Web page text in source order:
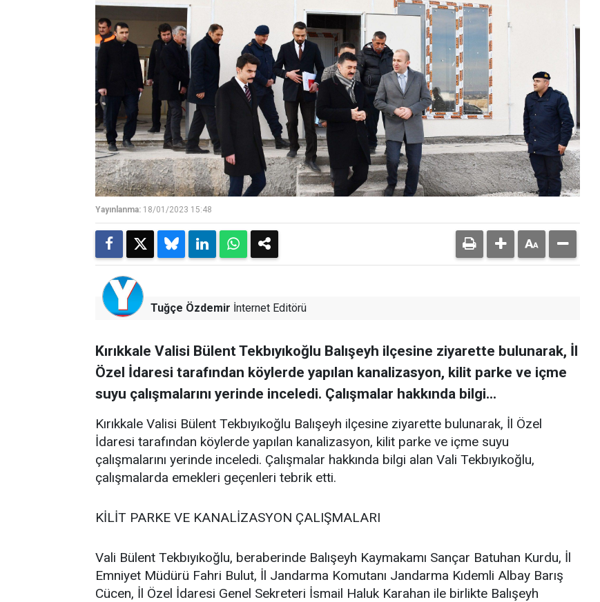
Yayınlanma: 18/01/2023 15:48
Tuğçe Özdemir İnternet Editörü
Kırıkkale Valisi Bülent Tekbıyıkoğlu Balışeyh ilçesine ziyarette bulunarak, İl
Özel İdaresi tarafından köylerde yapılan kanalizasyon, kilit parke ve içme
suyu çalışmalarını yerinde inceledi. Çalışmalar hakkında bilgi...
Kırıkkale Valisi Bülent Tekbıyıkoğlu Balışeyh ilçesine ziyarette bulunarak, İl Özel
İdaresi tarafından köylerde yapılan kanalizasyon, kilit parke ve içme suyu
çalışmalarını yerinde inceledi. Çalışmalar hakkında bilgi alan Vali Tekbıyıkoğlu,
çalışmalarda emekleri geçenleri tebrik etti.
KİLİT PARKE VE KANALİZASYON ÇALIŞMALARI
Vali Bülent Tekbıyıkoğlu, beraberinde Balışeyh Kaymakamı Sançar Batuhan Kurdu, İl
Emniyet Müdürü Fahri Bulut, İl Jandarma Komutanı Jandarma Kıdemli Albay Barış
Cücen, İl Özel İdaresi Genel Sekreteri İsmail Haluk Karahan ile birlikte Balışeyh